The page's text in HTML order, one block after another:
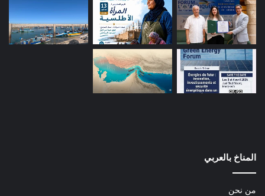
المناخ بالعربي
من نحن